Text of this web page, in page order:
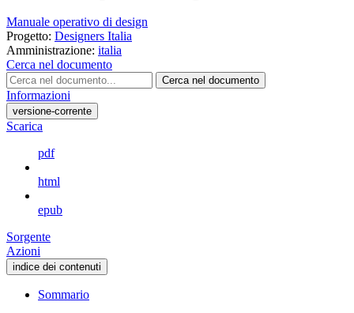
Manuale operativo di design
Progetto: Designers Italia
Amministrazione: italia
Cerca nel documento
Cerca nel documento
Informazioni
versione-corrente
Scarica
pdf
html
epub
Sorgente
Azioni
indice dei contenuti
Sommario